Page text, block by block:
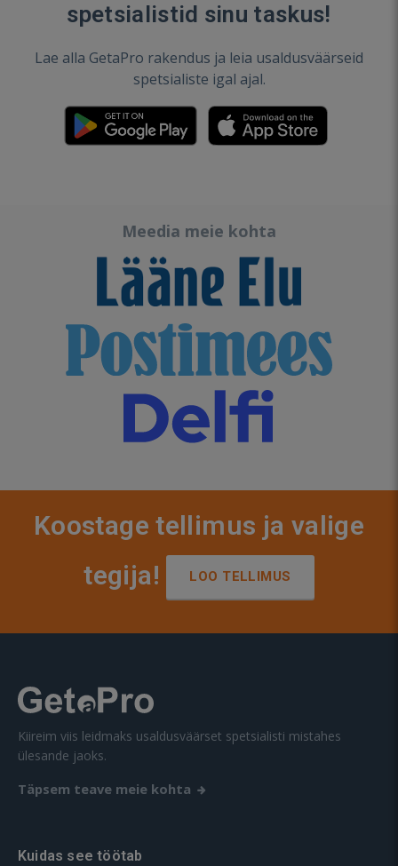
spetsialistid sinu taskus!
Lae alla GetaPro rakendus ja leia usaldusväärseid
spetsialiste igal ajal.
Meedia meie kohta
Koostage tellimus ja valige
tegija!
LOO TELLIMUS
Kiireim viis leidmaks usaldusväärset spetsialisti mistahes
ülesande jaoks.
Täpsem teave meie kohta
Kuidas see töötab